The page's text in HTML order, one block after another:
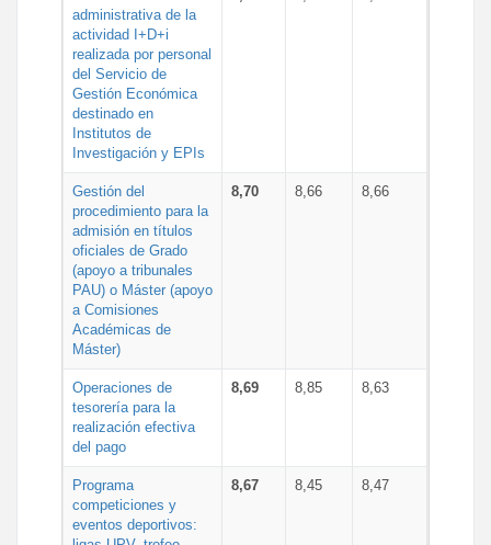
administrativa de la
actividad I+D+i
realizada por personal
del Servicio de
Gestión Económica
destinado en
Institutos de
Investigación y EPIs
Gestión del
procedimiento para la
admisión en títulos
oficiales de Grado
(apoyo a tribunales
PAU) o Máster (apoyo
a Comisiones
Académicas de
Máster)
8,70 8,66 8,66
Operaciones de
tesorería para la
realización efectiva
del pago
8,69 8,85 8,63
Programa
competiciones y
eventos deportivos:
8,67 8,45 8,47